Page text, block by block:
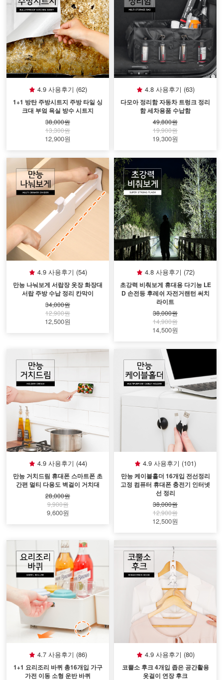
4.9 사용후기 (62)
1+1 방탄 주방시트지 주방 타일 싱
크대 부엌 욕실 방수 시트지
38,000원
13,300원
12,900원
4.8 사용후기 (63)
다모아 정리함 자동차 트렁크 정리
함 세차용품 수납함
49,800원
19,900원
19,300원
4.9 사용후기 (54)
만능 나눠보게 서랍장 옷장 화장대
서랍 주방 수납 정리 칸막이
34,000원
12,900원
12,500원
4.8 사용후기 (72)
초강력 비춰보게 휴대용 다기능 LE
D 손전등 후레쉬 자전거랜턴 써치
라이트
38,000원
14,900원
14,500원
4.9 사용후기 (44)
만능 거치드림 휴대폰 스마트폰 초
간편 멀티 다용도 벽걸이 거치대
28,000원
9,900원
9,600원
4.9 사용후기 (101)
만능 케이블홀더 16개입 전선정리
고정 컴퓨터 휴대폰 충전기 인터넷
선 정리
38,000원
12,900원
12,500원
4.7 사용후기 (86)
1+1 요리조리 바퀴 총16개입 가구
가전 이동 소형 운반 바퀴
4.9 사용후기 (80)
코뿔소 후크 4개입 좁은 공간활용
옷걸이 연장 후크